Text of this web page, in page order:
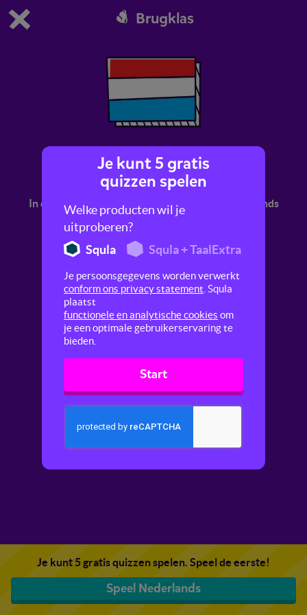
Dit is de gratis demo van Squla.
Bestel nu
Brugklas
Nederlands
In deze quiz maak je kennis met het vak Nederlands
in de brugklas op het niveau vmbo bb/kb.
Je kunt 5 gratis quizzen spelen. Speel de eerste!
Speel Nederlands
Je kunt 5 gratis
quizzen spelen
Welke producten wil je
uitproberen?
Squla
Squla + TaalExtra
Je persoonsgegevens worden verwerkt
conform ons privacy statement . Squla
plaatst
functionele en analytische cookies om
je een optimale gebruikerservaring te
bieden.
Start